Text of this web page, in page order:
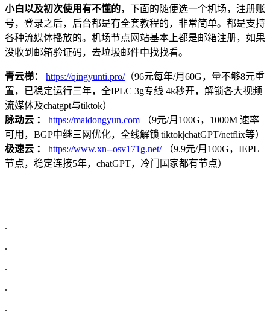
小白以及初次使用有不懂的，下面的随便选一个机场，注册账
号，登录之后，后台都是有全套教程的，非常简单。都是支持
各种流媒体播放的。机场节点网站基本上都是邮箱注册，如果
没收到邮箱验证码，去垃圾邮件中找找看。
青云梯： https://qingyunti.pro/（96元每年/月60G，量不够8元重
置，已稳定运行三年，全IPLC 3g专线 4k秒开，解锁各大视频
流媒体及chatgpt与tiktok）
脉动云 ：
https://maidongyun.com （9元/月100G，1000M 速率
可用，BGP中继三网优化，全线解锁|tiktok|chatGPT/netflix等）
极速云 ：
https://www.xn--osv171g.net/（9.9元/月100G，IEPL
节点，稳定连接5年，chatGPT，冷门国家都有节点）
.
.
.
.
.